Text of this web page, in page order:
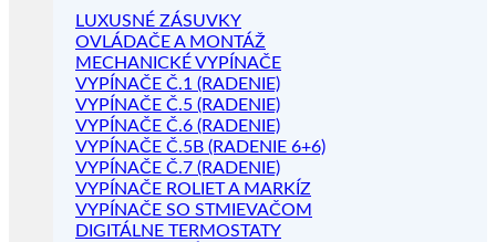
LUXUSNÉ ZÁSUVKY
OVLÁDAČE A MONTÁŽ
MECHANICKÉ VYPÍNAČE
VYPÍNAČE Č.1 (RADENIE)
VYPÍNAČE Č.5 (RADENIE)
VYPÍNAČE Č.6 (RADENIE)
VYPÍNAČE Č.5B (RADENIE 6+6)
VYPÍNAČE Č.7 (RADENIE)
VYPÍNAČE ROLIET A MARKÍZ
VYPÍNAČE SO STMIEVAČOM
DIGITÁLNE TERMOSTATY